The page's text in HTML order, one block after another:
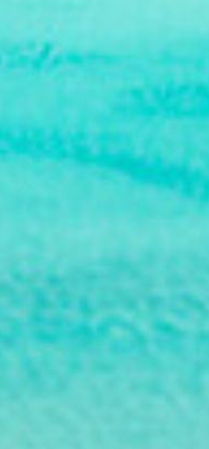
Atollo diHaa